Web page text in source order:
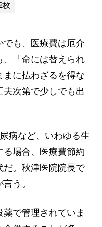
枚
も、医療費は厄介
、「命には替えられ
まに払わざるを得な
夫次第で少しでも出
病など、いわゆる生
る場合、医療費節約
だ。秋津医院院長で
う。
薬で管理されていま